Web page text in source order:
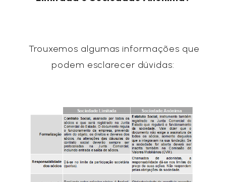
Trouxemos algumas informações que
podem esclarecer dúvidas: